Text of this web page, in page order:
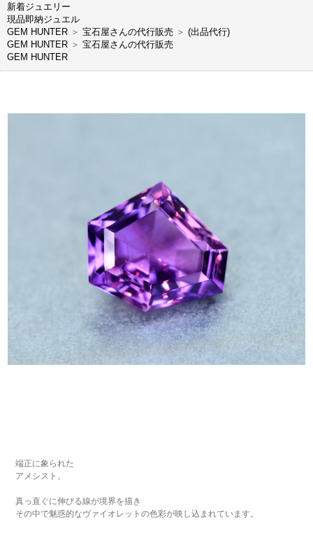
新着ジュエリー
現品即納ジュエル
GEM HUNTER ＞ 宝石屋さんの代行販売 ＞ (出品代行)
GEM HUNTER ＞ 宝石屋さんの代行販売
GEM HUNTER
端正に象られた
アメシスト。
真っ直ぐに伸びる線が境界を描き
その中で魅惑的なヴァイオレットの色彩が映し込まれています。